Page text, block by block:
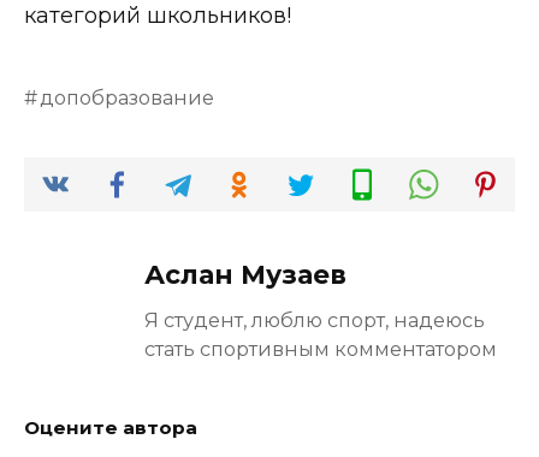
категорий школьников!
допобразование
Аслан Музаев
Я студент, люблю спорт, надеюсь
стать спортивным комментатором
Оцените автора